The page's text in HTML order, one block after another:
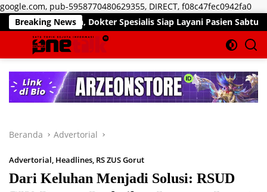
google.com, pub-5958770480629355, DIRECT, f08c47fec0942fa0
ke
Breaking News
Dokter Spesialis Siap Layani Pasien Sabtu, 25 Juli 2026
Beranda Advertorial
Advertorial, Headlines, RS ZUS Gorut
Dari Keluhan Menjadi Solusi: RSUD